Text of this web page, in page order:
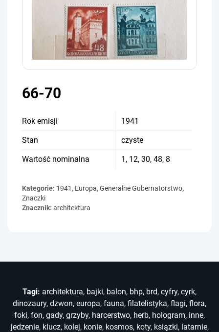
66-70
Rok emisji 1941
Stan czyste
Wartość nominalna 1, 12, 30, 48, 8
Kategorie: 1941 , Europa,Generalne Gubernatorstwo,
Znaczki
Znacznik: architektura
Tagi: architektura, bajki, balon, bhp, brd, cyfry, cyrk,
dinozaury, dzwon, europa, fauna, filatelistyka, flagi, flora,
foki, fon, gady, grzyby, harcerstwo, herb, hologram, inne,
jedzenie, klucz, kolej, konie, kosmos, koty, ksiązki, latarnie,